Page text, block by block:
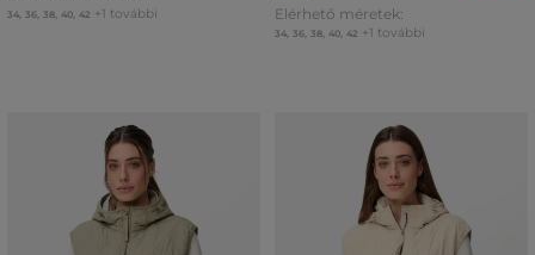
34, 36, 38, 40, 42 +1 további
Elérhető méretek:
34, 36, 38, 40, 42 +1 további